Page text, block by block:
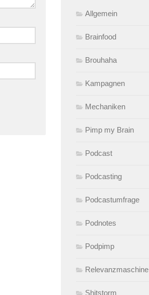
Allgemein
Brainfood
Brouhaha
Kampagnen
Mechaniken
Pimp my Brain
Podcast
Podcasting
Podcastumfrage
Podnotes
Podpimp
Relevanzmaschine
Shitstorm